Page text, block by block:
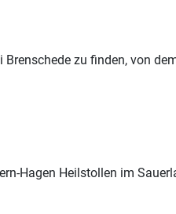
zu finden, von
-Hagen Heilstollen im